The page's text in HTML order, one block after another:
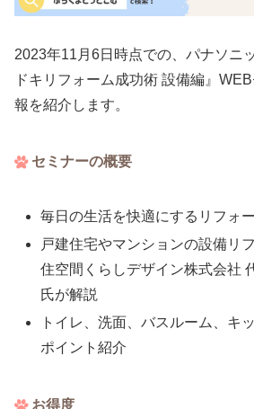
2023年11月6日時点での、パナソニ
ドキリフォーム成功術 設備編』
報を紹介します。
セミナーの概要
毎日の生活を快適にするリフォ
戸建住宅やマンションの設備リ
住空間くらしデザイン株式会社
氏が解説
トイレ、洗面、バスルーム、キ
ポイント紹介
お得度